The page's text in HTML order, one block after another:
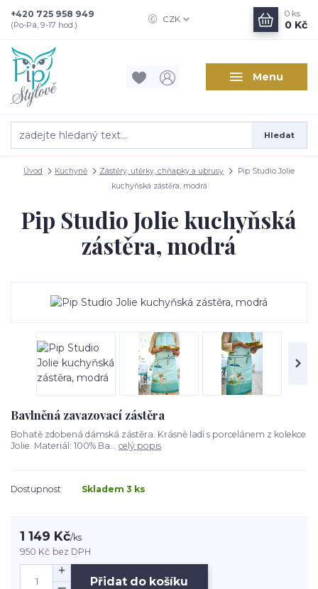
Menu
CZK
Hledat
+420 725 958 949
(Po-Pá, 9-17 hod.)
0 ks
0 Kč
Úvod Kuchyně Zástěry, utěrky, chňapky a ubrusy
Pip Studio Jolie
kuchyňská zástěra, modrá
Pip Studio Jolie kuchyňská
zástěra, modrá
Bavlněná zavazovací zástěra
Bohatě zdobená dámská zástěra. Krásně ladí s porcelánem z kolekce
Jolie. Materiál: 100% Ba... celý popis
Dostupnost Skladem 3 ks
1 149 Kč/ks
950 Kč bez DPH
Přidat do košíku